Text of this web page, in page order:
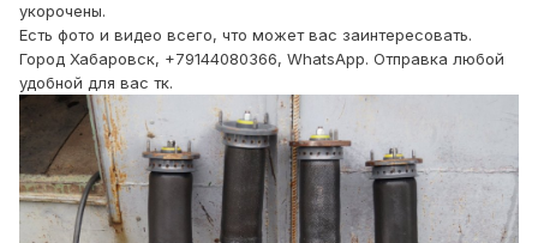
укорочены.
Есть фото и видео всего, что может вас заинтересовать.
Город Хабаровск, +79144080366, WhatsApp. Отправка любой
удобной для вас тк.